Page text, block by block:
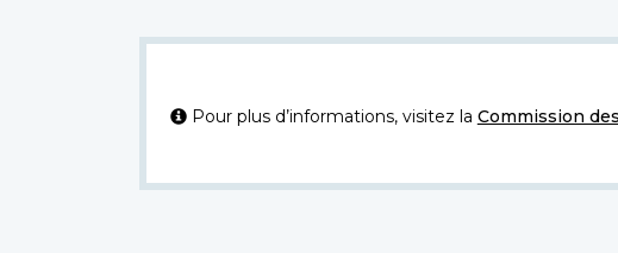
Pour plus d’informations, visitez la Commission